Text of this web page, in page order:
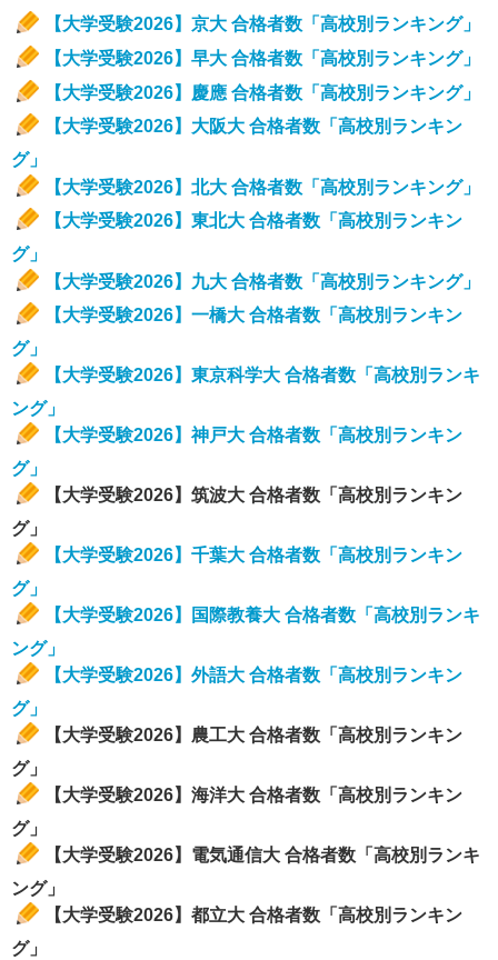
【大学受験2026】京大 合格者数「高校別ランキング」
【大学受験2026】早大 合格者数「高校別ランキング」
【大学受験2026】慶應 合格者数「高校別ランキング」
【大学受験2026】大阪大 合格者数「高校別ランキン
グ」
【大学受験2026】北大 合格者数「高校別ランキング」
【大学受験2026】東北大 合格者数「高校別ランキン
グ」
【大学受験2026】九大 合格者数「高校別ランキング」
【大学受験2026】一橋大 合格者数「高校別ランキン
グ」
【大学受験2026】東京科学大 合格者数「高校別ランキ
ング」
【大学受験2026】神戸大 合格者数「高校別ランキン
グ」
【大学受験2026】筑波大 合格者数「高校別ランキン
グ」
【大学受験2026】千葉大 合格者数「高校別ランキン
グ」
【大学受験2026】国際教養大 合格者数「高校別ランキ
ング」
【大学受験2026】外語大 合格者数「高校別ランキン
グ」
【大学受験2026】農工大 合格者数「高校別ランキン
グ」
【大学受験2026】海洋大 合格者数「高校別ランキン
グ」
【大学受験2026】電気通信大 合格者数「高校別ランキ
ング」
【大学受験2026】都立大 合格者数「高校別ランキン
グ」